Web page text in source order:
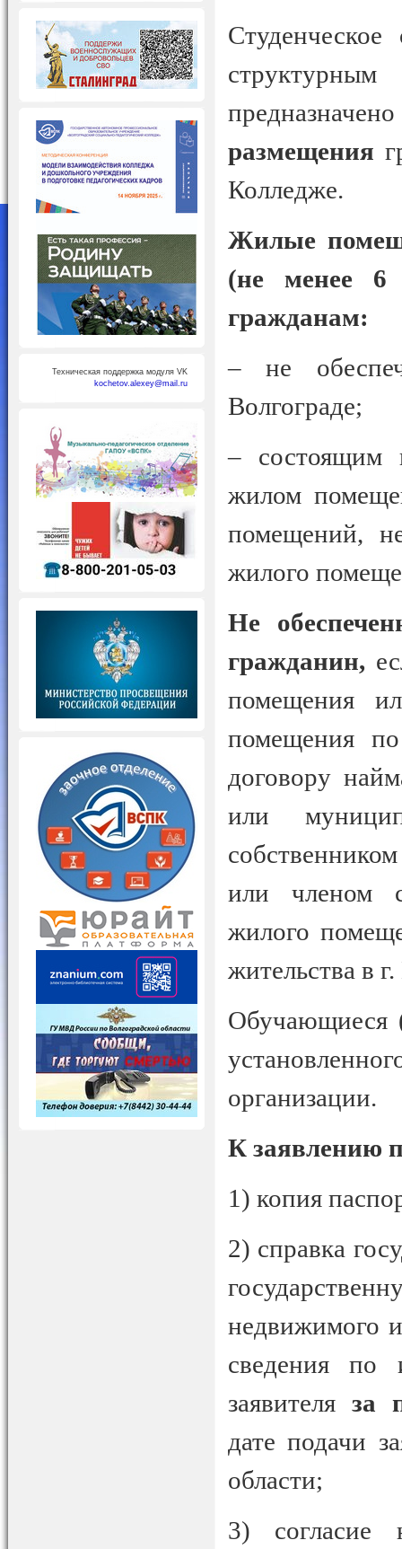
размещения
Колледже.
Жилые
(не менее 6
гражданам:
– не
Волгограде;
– состоящим
жилом
помещений,
жилого
Не
гражданин,
помещения
помещения
договору
или
или членом
жилого
жительства в
Обучающиеся
организации.
К заявлению
1) копия
2) справка
недвижимого
сведения по
заявителя за
дате подачи
области;
3) согласие
Техническая поддержка модуля VK
kochetov.alexey@mail.ru